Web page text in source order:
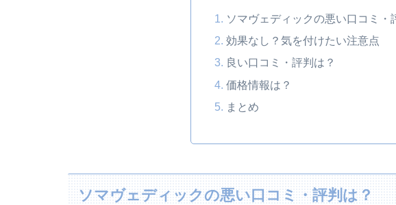
ソマヴェディックの悪い口コミ・
効果なし？気を付けたい注意点
良い口コミ・評判は？
価格情報は？
まとめ
ソマヴェディックの悪い口コミ・評判は？